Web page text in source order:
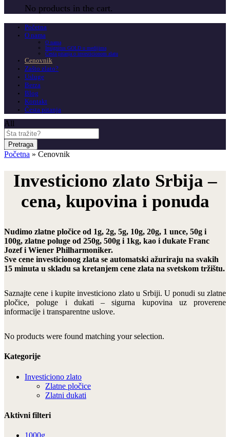
No products in the cart.
Početna
O nama
O nama
Insignitus GOLD u medijima
Česta pitanja o investicionom zlatu
Cenovnik
Zašto zlato?
Usluge
Berza
Blog
Kontakt
Česta pitanja
All
Pretraga
Početna » Cenovnik
Investiciono zlato Srbija –
cena, kupovina i ponuda
Nudimo zlatne pločice od 1g, 2g, 5g, 10g, 20g, 1 unce, 50g i
100g, zlatne poluge od 250g, 500g i 1kg, kao i dukate Franc
Jozef i Wiener Philharmoniker.
Sve cene investicionog zlata se automatski ažuriraju na svakih
15 minuta u skladu sa kretanjem cene zlata na svetskom tržištu.
Saznajte cene i kupite investiciono zlato u Srbiji. U ponudi su zlatne
pločice, poluge i dukati – sigurna kupovina uz proverene
informacije i transparentne uslove.
No products were found matching your selection.
Kategorije
Investiciono zlato
Zlatne pločice
Zlatni dukati
Aktivni filteri